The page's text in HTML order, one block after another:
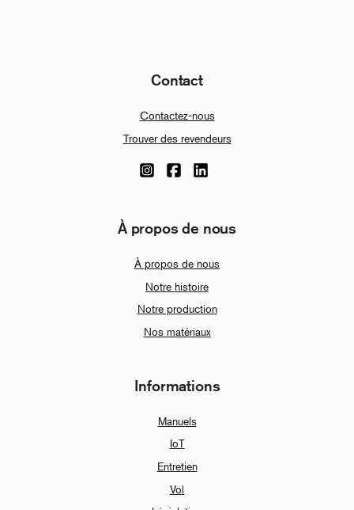
Contact
Contactez-nous
Trouver des revendeurs
À propos de nous
À propos de nous
Notre histoire
Notre production
Nos matériaux
Informations
Manuels
IoT
Entretien
Vol